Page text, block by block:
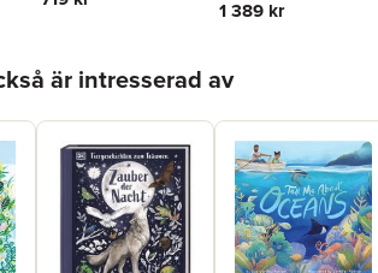
,
,
1 389 kr
är intresserad av